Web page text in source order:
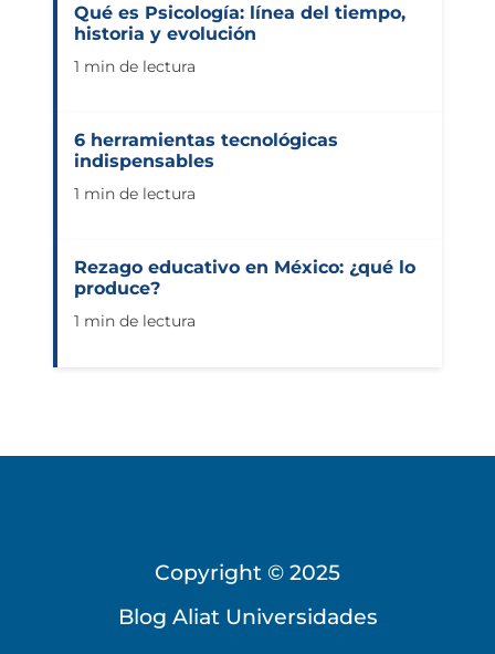
Qué es Psicología: línea del tiempo,
historia y evolución
1 min de lectura
6 herramientas tecnológicas
indispensables
1 min de lectura
Rezago educativo en México: ¿qué lo
produce?
1 min de lectura
Copyright © 2025
Blog Aliat Universidades